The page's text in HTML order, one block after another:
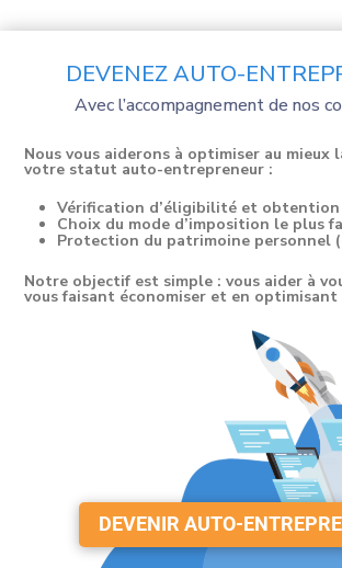
DEVENEZ AUTO-
Avec l’accompagnement de nos
Nous vous aiderons à optimiser au mieux
votre statut auto-entrepreneur :
Vérification d’éligibilité et obtention
Choix du mode d’imposition le plus
Protection du patrimoine personnel
Notre objectif est simple : vous aider à
vous faisant économiser et en
DEVENIR AUTO-